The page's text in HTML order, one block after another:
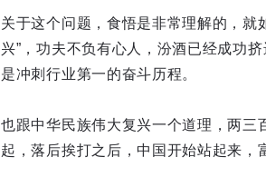
关于这个问题，食悟是非常理解的，就
兴”，功夫不负有心人，汾酒已经成功
是冲刺行业第一的奋斗历程。
也跟中华民族伟大复兴一个道理，两
起，落后挨打之后，中国开始站起来